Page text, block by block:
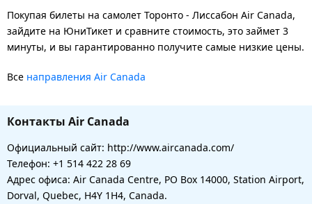
Покупая билеты на самолет Торонто - Лиссабон Air Canada,
зайдите на ЮниТикет и сравните стоимость, это займет 3
минуты, и вы гарантированно получите самые низкие цены.
Все направления Air Canada
Контакты Air Canada
Официальный сайт: http://www.aircanada.com/
Телефон: +1 514 422 28 69
Адрес офиса: Air Canada Centre, PO Box 14000, Station Airport,
Dorval, Quebec, H4Y 1H4, Canada.